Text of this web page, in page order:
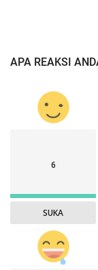
APA REAKSI
6
SUKA